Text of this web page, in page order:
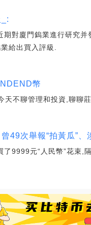
期對廈門鎢業進行研究
給出買入評級.
幣
天不聊管理和投資,聊聊
49次舉報“拍黃瓜”、
9999元“人民幣”花束,